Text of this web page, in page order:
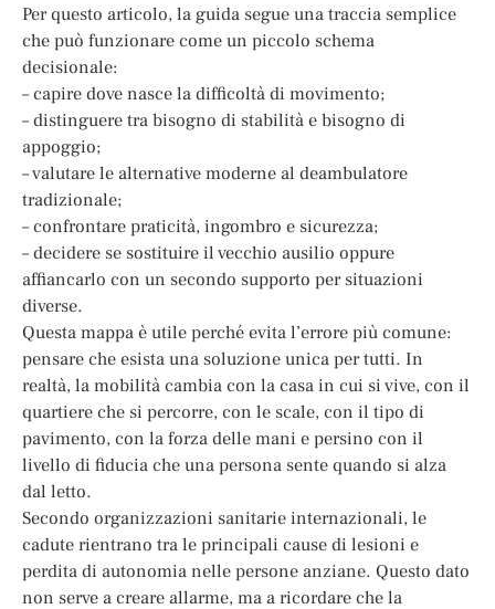
Per questo articolo, la guida segue una traccia semplice
che può funzionare come un piccolo schema
decisionale:
– capire dove nasce la difficoltà di movimento;
– distinguere tra bisogno di stabilità e bisogno di
appoggio;
– valutare le alternative moderne al deambulatore
tradizionale;
– confrontare praticità, ingombro e sicurezza;
– decidere se sostituire il vecchio ausilio oppure
affiancarlo con un secondo supporto per situazioni
diverse.
Questa mappa è utile perché evita l’errore più comune:
pensare che esista una soluzione unica per tutti. In
realtà, la mobilità cambia con la casa in cui si vive, con il
quartiere che si percorre, con le scale, con il tipo di
pavimento, con la forza delle mani e persino con il
livello di fiducia che una persona sente quando si alza
dal letto.
Secondo organizzazioni sanitarie internazionali, le
cadute rientrano tra le principali cause di lesioni e
perdita di autonomia nelle persone anziane. Questo dato
non serve a creare allarme, ma a ricordare che la